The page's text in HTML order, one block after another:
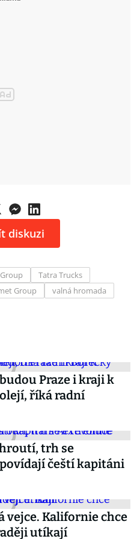
diskuzi
Tatra Trucks
Group
valná hromada
Praze i kraji k
říká radní
trh se
čeští kapitáni
vejce. Kalifornie chce
utíkají